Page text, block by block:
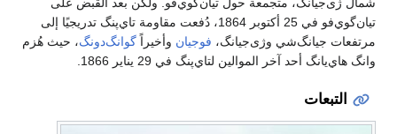
تيان‌گوي‌فو في 25 أكتوبر 1864، دُفعت مقاومة تاي‌پنگ تدريجيًا إلى
مرتفعات جيانگ‌شي وژى‌جيانگ، فوجيان وأخيراً گوانگ‌دونگ، حيث هُزم
وانگ هاي‌يانگ أحد آخر الموالين لتاي‌پنگ في 29 يناير 1866.
التبعات